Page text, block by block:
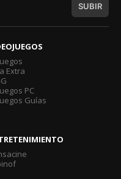
SUBIR
Extra
PC
Guías